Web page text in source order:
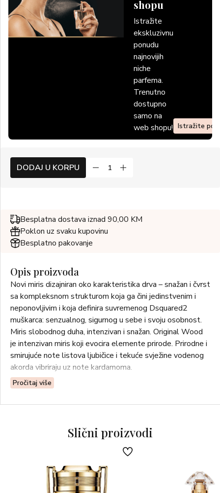
shopu
Istražite
ekskluzivnu
ponudu
najnovijih
niche
parfema.
Trenutno
dostupno
samo na
web shopu! Istražite
DODAJ U KORPU
Besplatna dostava iznad 90,00 KM
Poklon uz svaku kupovinu
Besplatno pakovanje
Opis proizvoda
Novi miris dizajniran oko karakteristika drva – snažan i čvrst
sa kompleksnom strukturom koja ga čini jedinstvenim i
neponovljivim i koja definira suvremenog Dsquared2
muškarca: senzualnog, sigurnog u sebe i svoju osobnost.
Miris slobodnog duha, intenzivan i snažan. Original Wood
je intenzivan miris koji evocira elemente prirode. Prirodne i
smirujuće note listova ljubičice i tekuće svježine vodenog
akorda vibriraju uz note kardamoma.
Note srca jezgra su i karakter mirisa – cedar, srebrna jela i
Pročitaj više
Slični proizvodi